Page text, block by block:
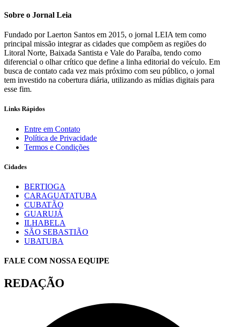
Sobre o Jornal Leia
Fundado por Laerton Santos em 2015, o jornal LEIA tem como
principal missão integrar as cidades que compõem as regiões do
Litoral Norte, Baixada Santista e Vale do Paraíba, tendo como
diferencial o olhar crítico que define a linha editorial do veículo. Em
busca de contato cada vez mais próximo com seu público, o jornal
tem investido na cobertura diária, utilizando as mídias digitais para
esse fim.
Links Rápidos
Entre em Contato
Política de Privacidade
Termos e Condições
Cidades
BERTIOGA
CARAGUATATUBA
CUBATÃO
GUARUJÁ
ILHABELA
SÃO SEBASTIÃO
UBATUBA
FALE COM NOSSA EQUIPE
REDAÇÃO